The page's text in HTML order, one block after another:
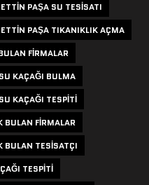
PAŞA SU TESISATI
PAŞA TIKANIKLIK AÇMA
FIRMALAR
KAÇAĞI BULMA
KAÇAĞI TESPITI
BULAN FIRMALAR
BULAN TESISATÇI
TESPITI